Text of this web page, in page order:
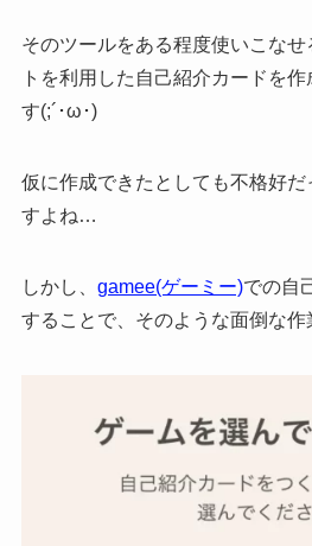
そのツールをある程度使いこな
トを利用した自己紹介カードを
す(;´･ω･)
仮に作成できたとしても不格好
すよね…
しかし、 gamee(ゲーミー)での自
することで、そのような面倒な作